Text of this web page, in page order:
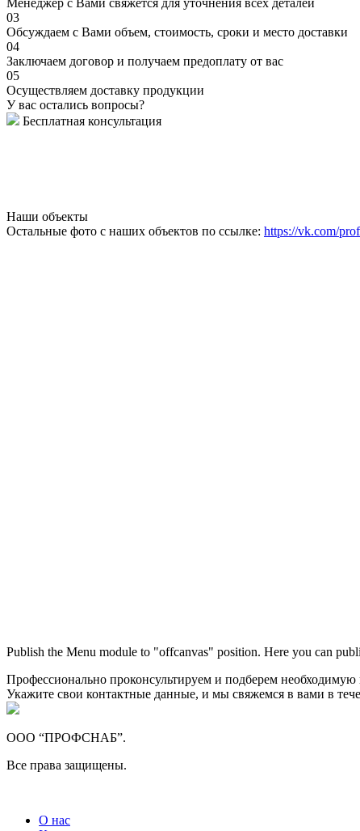
Менеджер с Вами свяжется для уточнения всех деталей
03
Обсуждаем с Вами объем, стоимость, сроки и место доставки
04
Заключаем договор и получаем предоплату от вас
05
Осуществляем доставку продукции
У вас остались вопросы?
Бесплатная консультация
Наши объекты
Остальные фото с наших объектов по ссылке: https://vk.com/
Publish the Menu module to "offcanvas" position. Here you can
Профессионально проконсультируем и подберем
Укажите свои контактные данные, и мы свяжемся в вами в
ООО “ПРОФСНАБ”.
Все права защищены.
О нас